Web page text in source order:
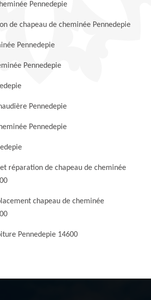
Pennedepie
de chapeau de cheminée Pennedepie
Pennedepie
Pennedepie
Pennedepie
Pennedepie
réparation de chapeau de cheminée
chapeau de cheminée
Pennedepie 14600